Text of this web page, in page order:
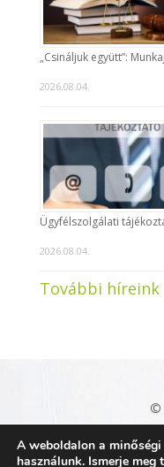
„Csináljuk együtt”:
2026.08.04.
Ügyfélszolgálati
2026.08.04.
További híreink
©
Adatkezelési
A weboldalon a
használunk. Ismerje